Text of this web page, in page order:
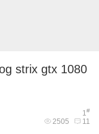
strix gtx 1080
1#
2505 11